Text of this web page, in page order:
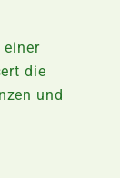
einer
die
und